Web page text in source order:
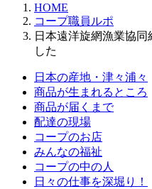
HOME
コープ職員ルポ
日本遠洋旋網漁業協
した
日本の産地・津々浦々
商品が生まれるところ
商品が届くまで
配達の現場
コープのお店
みんなの福祉
コープの中の人
日々の仕事を深堀り！